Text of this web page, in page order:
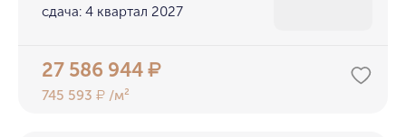
сдача: 4 квартал 2027
27 586 944₽
745 593₽ /м²